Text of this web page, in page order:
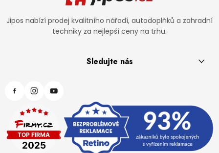
Jipos nabízí prodej kvalitního nářadí, autodoplňků a zahradní
techniky za nejlepší ceny na trhu.
Sledujte nás